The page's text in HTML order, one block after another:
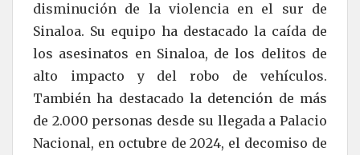
disminución de la violencia en el sur de
Sinaloa. Su equipo ha destacado la caída de
los asesinatos en Sinaloa, de los delitos de
alto impacto y del robo de vehículos.
También ha destacado la detención de más
de 2.000 personas desde su llegada a Palacio
Nacional, en octubre de 2024, el decomiso de